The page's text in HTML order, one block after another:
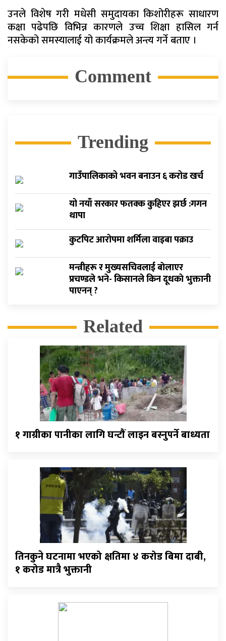
उनले विशेष गरी मधेसी समुदायका किशोरीहरू साधारण
कक्षा पढेपछि विभिन्न कारणले उच्च शिक्षा हासिल गर्न
नसकेको समस्यालाई यो कार्यक्रमले अन्त्य गर्ने बताए ।
Comment
Trending
गाउँपालिकाको भवन बनाउन ६ करोड खर्च
यो नयाँ सरकार फतक्क कुहिएर झर्छ :गगन
थापा
कुटपिट आरोपमा शर्मिला वाइबा पक्राउ
मन्त्रीहरू र मुख्यसचिवलाई बाेलाएर
प्रचण्डले भने- किसानले किन दूधकाे भुक्तानी
पाएनन् ?
Related
१ गाग्रीका पानीका लागि घन्टौँ लाइन बस्नुपर्ने बाध्यता
तिनकुने घटनामा भएको क्षतिमा ४ करोड बिमा दाबी,
१ करोड मात्रै भुक्तानी